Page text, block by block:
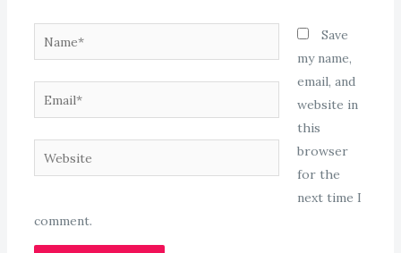
Name*
Email*
Website
Save
my name,
email, and
website in
this
browser
for the
next time I
comment.